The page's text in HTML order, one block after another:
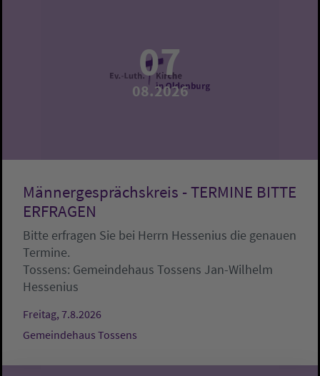
07
08.2026
Männergesprächskreis - TERMINE BITTE
ERFRAGEN
Bitte erfragen Sie bei Herrn Hessenius die genauen
Termine.
Tossens: Gemeindehaus Tossens Jan-Wilhelm
Hessenius
Freitag, 7.8.2026
Gemeindehaus Tossens